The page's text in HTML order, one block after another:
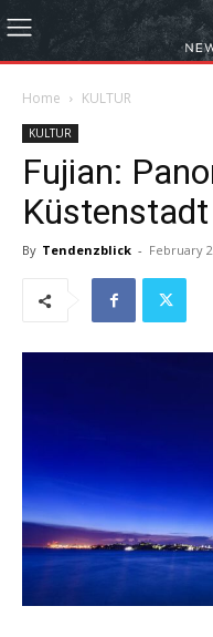
Home KULTUR
KULTUR
Fujian:
By Tendenzblick - February